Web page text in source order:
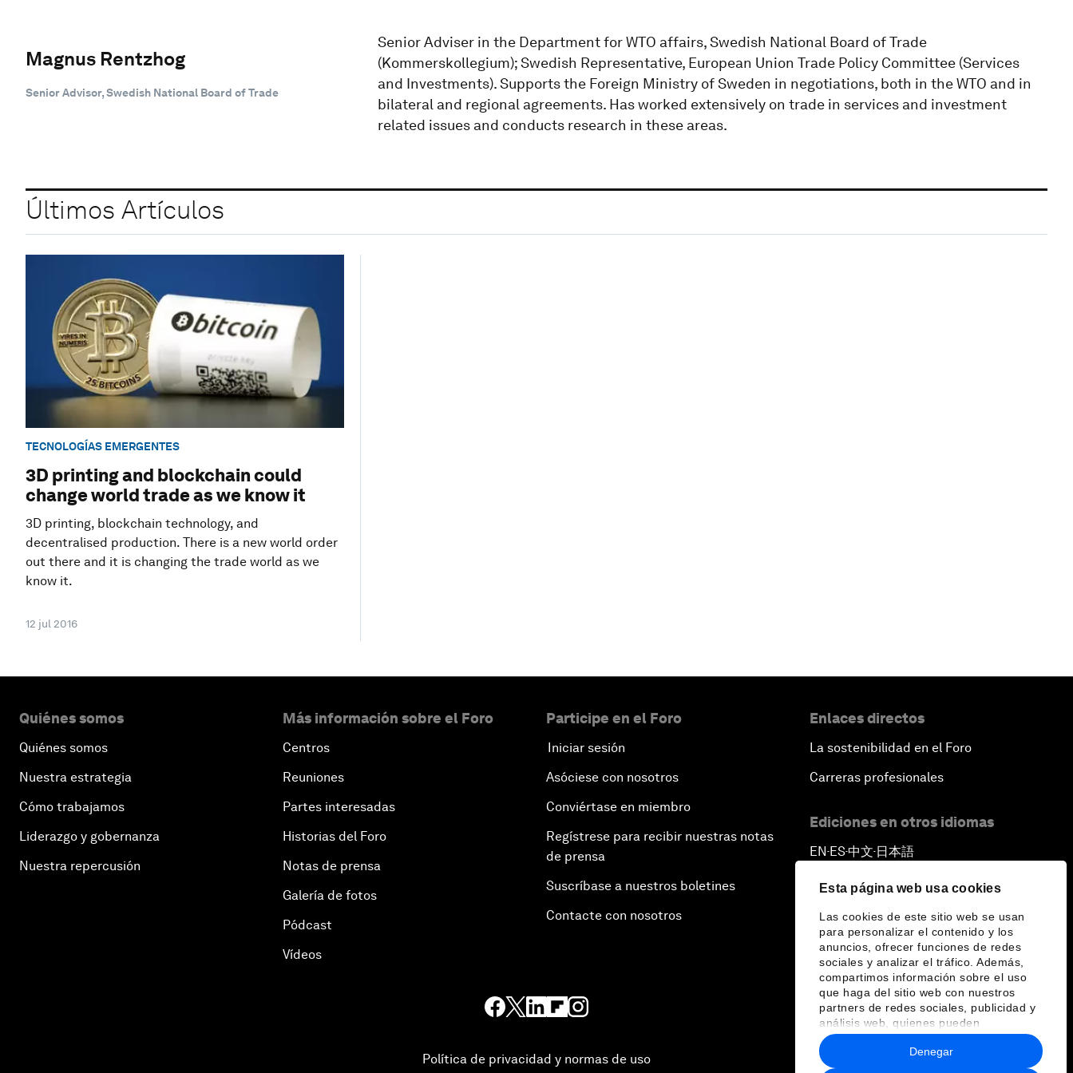
Esta página web usa cookies
Las cookies de este sitio web se usan
para personalizar el contenido y los
anuncios, ofrecer funciones de redes
sociales y analizar el tráfico. Además,
compartimos información sobre el uso
que haga del sitio web con nuestros
partners de redes sociales, publicidad y
análisis web, quienes pueden
combinarla con otra información que les
haya proporcionado o que hayan
recopilado a partir del uso que haya
Denegar
Magnus Rentzhog
Senior Advisor, Swedish National Board of Trade
Senior Adviser in the Department for WTO affairs, Swedish National Board of Trade
(Kommerskollegium); Swedish Representative, European Union Trade Policy Committee (Services
and Investments). Supports the Foreign Ministry of Sweden in negotiations, both in the WTO and in
bilateral and regional agreements. Has worked extensively on trade in services and investment
related issues and conducts research in these areas.
Últimos Artículos
TECNOLOGÍAS EMERGENTES
3D printing and blockchain could
change world trade as we know it
3D printing, blockchain technology, and
decentralised production. There is a new world order
out there and it is changing the trade world as we
know it.
12 jul 2016
Quiénes somos
Quiénes somos
Nuestra estrategia
Cómo trabajamos
Liderazgo y gobernanza
Nuestra repercusión
Más información sobre el Foro
Centros
Reuniones
Partes interesadas
Historias del Foro
Notas de prensa
Galería de fotos
Pódcast
Vídeos
Participe en el Foro
Iniciar sesión
Asóciese con nosotros
Conviértase en miembro
Regístrese para recibir nuestras notas
de prensa
Suscríbase a nuestros boletines
Contacte con nosotros
Enlaces directos
La sostenibilidad en el Foro
Carreras profesionales
Ediciones en otros idiomas
EN ▪ ES▪中文▪ 日本語
Política de privacidad y normas de uso